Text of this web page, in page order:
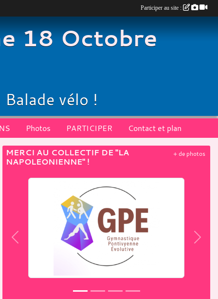
18 Octobre
vélo !
Photos PARTICIPER Contact et plan
MERCI AU COLLECTIF DE "LA
NAPOLEONIENNE" !
Précedent
+ de photos
Participer au site :